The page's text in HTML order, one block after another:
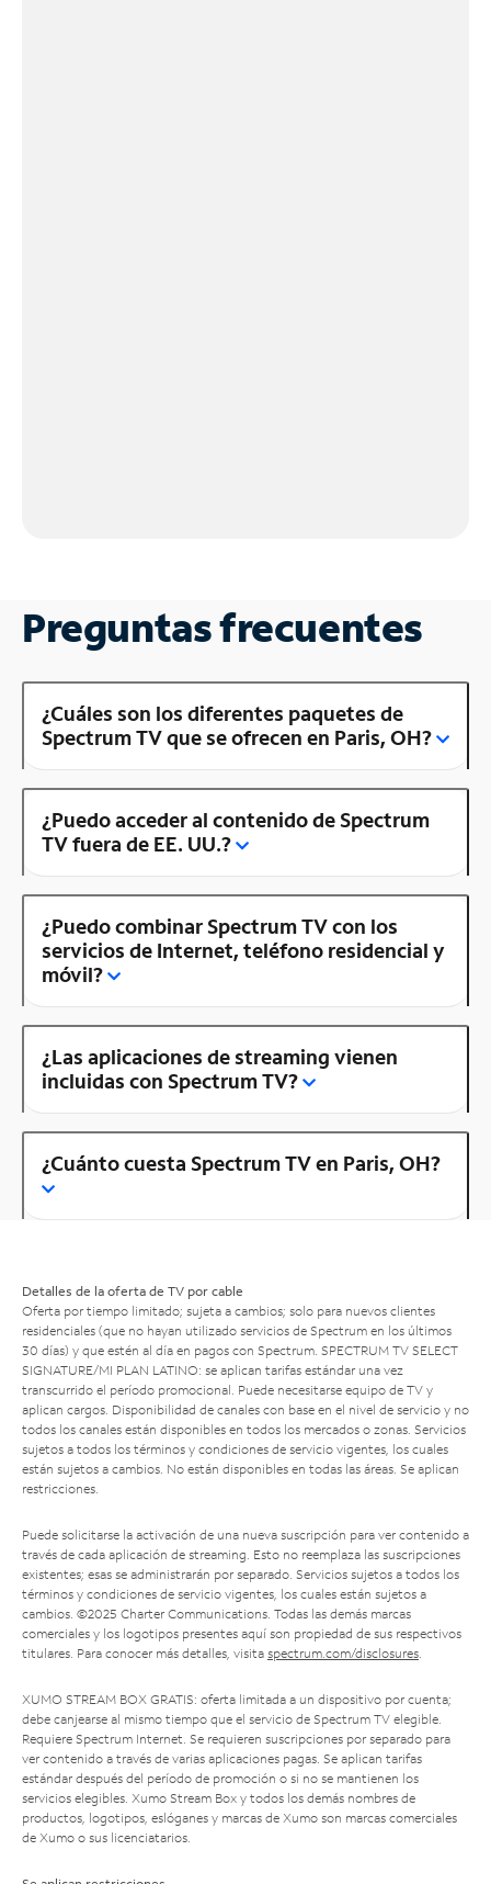
Preguntas frecuentes
¿Cuáles son los diferentes paquetes de
Spectrum TV que se ofrecen en Paris, OH?
¿Puedo acceder al contenido de Spectrum
TV fuera de EE. UU.?
¿Puedo combinar Spectrum TV con los
servicios de Internet, teléfono residencial y
móvil?
¿Las aplicaciones de streaming vienen
incluidas con Spectrum TV?
¿Cuánto cuesta Spectrum TV en Paris, OH?
Detalles de la oferta de TV por cable
Oferta por tiempo limitado; sujeta a cambios; solo para nuevos clientes
residenciales (que no hayan utilizado servicios de Spectrum en los últimos
30 días) y que estén al día en pagos con Spectrum. SPECTRUM TV SELECT
SIGNATURE/MI PLAN LATINO: se aplican tarifas estándar una vez
transcurrido el período promocional. Puede necesitarse equipo de TV y
aplican cargos. Disponibilidad de canales con base en el nivel de servicio y no
todos los canales están disponibles en todos los mercados o zonas. Servicios
sujetos a todos los términos y condiciones de servicio vigentes, los cuales
están sujetos a cambios. No están disponibles en todas las áreas. Se aplican
restricciones.
Puede solicitarse la activación de una nueva suscripción para ver contenido a
través de cada aplicación de streaming. Esto no reemplaza las suscripciones
existentes; esas se administrarán por separado. Servicios sujetos a todos los
términos y condiciones de servicio vigentes, los cuales están sujetos a
cambios. ©2025 Charter Communications. Todas las demás marcas
comerciales y los logotipos presentes aquí son propiedad de sus respectivos
titulares. Para conocer más detalles, visita spectrum.com/disclosures.
XUMO STREAM BOX GRATIS: oferta limitada a un dispositivo por cuenta;
debe canjearse al mismo tiempo que el servicio de Spectrum TV elegible.
Requiere Spectrum Internet. Se requieren suscripciones por separado para
ver contenido a través de varias aplicaciones pagas. Se aplican tarifas
estándar después del período de promoción o si no se mantienen los
servicios elegibles. Xumo Stream Box y todos los demás nombres de
productos, logotipos, eslóganes y marcas de Xumo son marcas comerciales
de Xumo o sus licenciatarios.